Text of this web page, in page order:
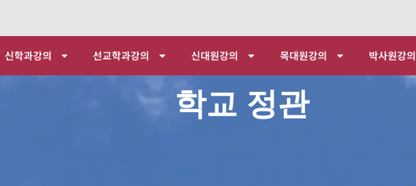
신학과강의 선교학과강의 신대원강의 목대원강의 박사원강의
학교 정관